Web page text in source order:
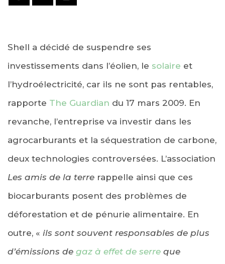
Shell a décidé de suspendre ses
investissements dans l’éolien, le solaire et
l’hydroélectricité, car ils ne sont pas rentables,
rapporte The Guardian du 17 mars 2009. En
revanche, l’entreprise va investir dans les
agrocarburants et la séquestration de carbone,
deux technologies controversées. L’association
Les amis de la terre rappelle ainsi que ces
biocarburants posent des problèmes de
déforestation et de pénurie alimentaire. En
outre, « ils sont souvent responsables de plus
d’émissions de gaz à effet de serre que